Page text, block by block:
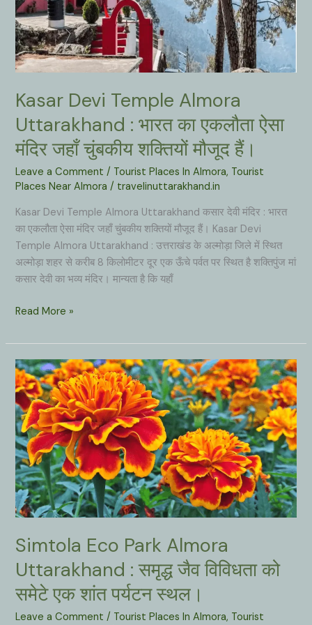
शिव
की
लिंग
रूप
पूजा
शुरू
हुई
थी।
Kasar Devi Temple Almora
Uttarakhand : भारत का एकलौता ऐसा
मंदिर जहाँ चुंबकीय शक्तियों मौजूद हैं।
Leave a Comment / Tourist Places In Almora, Tourist
Places Near Almora / travelinuttarakhand.in
Kasar Devi Temple Almora Uttarakhand कसार देवी मंदिर : भारत
का एकलौता ऐसा मंदिर जहाँ चुंबकीय शक्तियों मौजूद हैं। Kasar Devi
Temple Almora Uttarakhand : उत्तराखंड के अल्मोड़ा जिले में स्थित
अल्मोड़ा शहर से करीब 8 किलोमीटर दूर एक ऊँचे पर्वत पर स्थित है शक्तिपुंज मां
कसार देवी का भव्य मंदिर। मान्यता है कि यहाँ
Kasar
Temple
Almora
Uttarakhand
:
भारत
का
एकलौता
ऐसा
मंदिर
जहाँ
चुंबकीय
मौजूद
हैं।
Read More »
Simtola Eco Park Almora
Uttarakhand : समृद्ध जैव विविधता को
समेटे एक शांत पर्यटन स्थल।
Leave a Comment / Tourist Places In Almora, Tourist